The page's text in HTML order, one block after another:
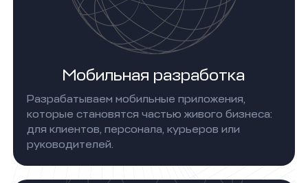
Мобильная разработка
Разрабатываем мобильные приложения,
которые становятся частью живого бизнеса:
для клиентов, персонала, курьеров или
руководителей.